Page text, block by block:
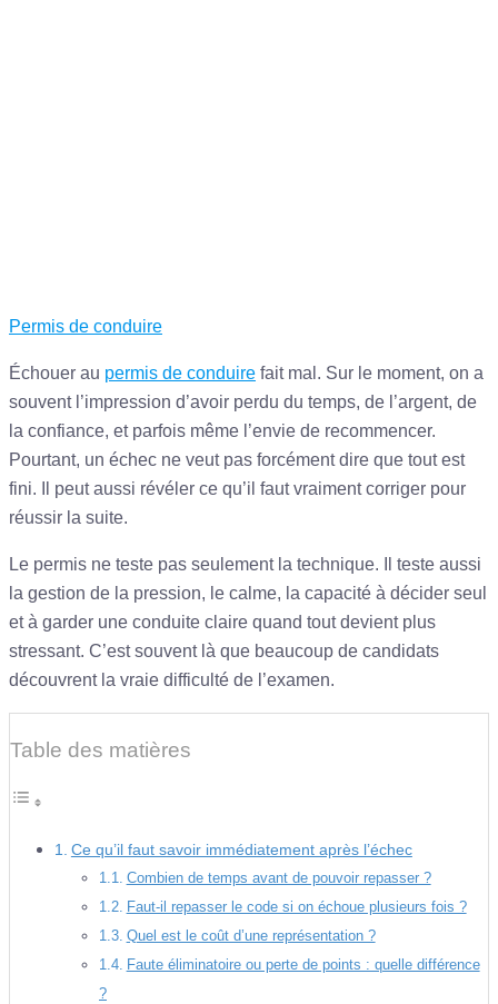
Categories
Permis de conduire
Échouer au permis de conduire fait mal. Sur le moment, on a
souvent l’impression d’avoir perdu du temps, de l’argent, de
la confiance, et parfois même l’envie de recommencer.
Pourtant, un échec ne veut pas forcément dire que tout est
fini. Il peut aussi révéler ce qu’il faut vraiment corriger pour
réussir la suite.
Le permis ne teste pas seulement la technique. Il teste aussi
la gestion de la pression, le calme, la capacité à décider seul
et à garder une conduite claire quand tout devient plus
stressant. C’est souvent là que beaucoup de candidats
découvrent la vraie difficulté de l’examen.
Table des matières
Ce qu’il faut savoir immédiatement après l’échec
Combien de temps avant de pouvoir repasser ?
Faut-il repasser le code si on échoue plusieurs fois ?
Quel est le coût d’une représentation ?
Faute éliminatoire ou perte de points : quelle différence
?